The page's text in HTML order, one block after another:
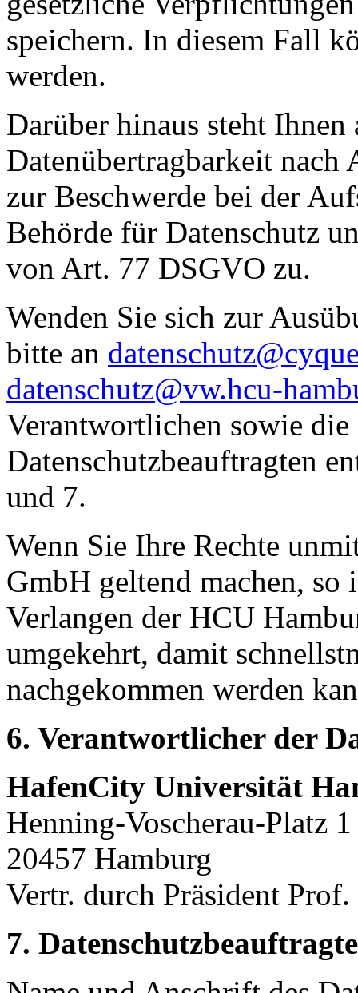
speichern. In diesem Fall
werden.
Darüber hinaus steht Ihnen
Datenübertragbarkeit nach
zur Beschwerde bei der
Behörde für Datenschutz
von Art. 77 DSGVO zu.
Wenden Sie sich zur
bitte an
datenschutz@vw.hcu-
Verantwortlichen sowie die
Datenschutzbeauftragten
und 7.
Wenn Sie Ihre Rechte
GmbH geltend machen, so
Verlangen der HCU
umgekehrt, damit
nachgekommen werden
6. Verantwortlicher der
HafenCity Universität
Henning-Voscherau-Platz 1
20457 Hamburg
Vertr. durch Präsident
7.